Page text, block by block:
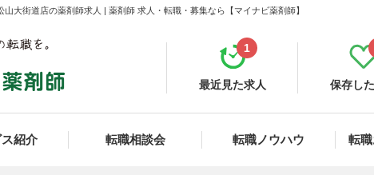
大街道店の薬剤師求人 | 薬剤師 求人・転職・募集なら【マイナビ薬剤師】
最近見た求人
1
保存し
紹介 転職相談会 転職ノウハウ 転